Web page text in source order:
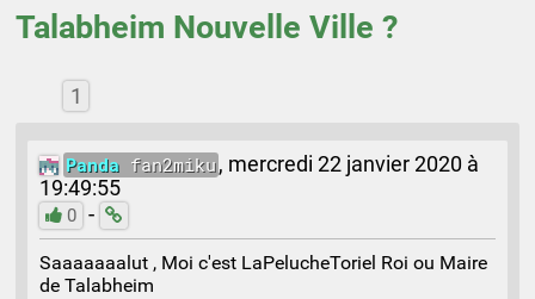
Talabheim Nouvelle Ville ?
1
Panda fan2miku, mercredi 22 janvier 2020 à
19:49:55
0 -
Saaaaaaalut , Moi c'est LaPelucheToriel Roi ou Maire
de Talabheim